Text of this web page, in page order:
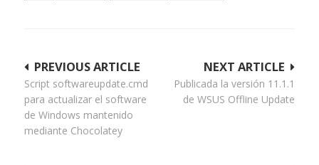
Navegación
de
entradas
NEXT ARTICLE
Publicada la versión 11.1.1
de WSUS Offline Update
PREVIOUS ARTICLE
Script softwareupdate.cmd
para actualizar el software
de Windows mantenido
mediante Chocolatey